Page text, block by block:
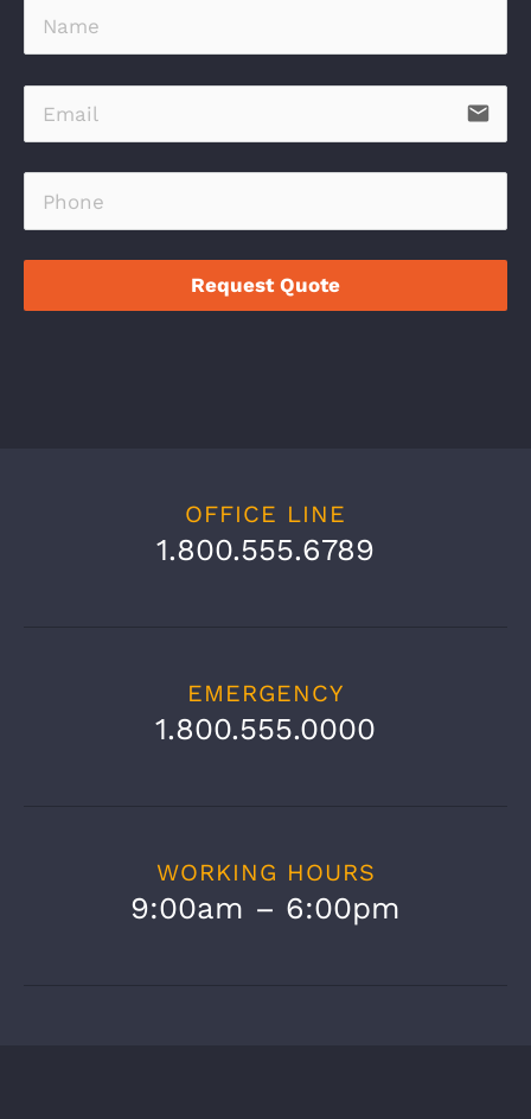
email
Request Quote
OFFICE LINE
1.800.555.6789
EMERGENCY
1.800.555.0000
WORKING HOURS
9:00am – 6:00pm